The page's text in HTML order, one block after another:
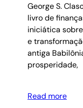
George S.
livro de
iniciática
e
antiga
prosperidade,
Read more